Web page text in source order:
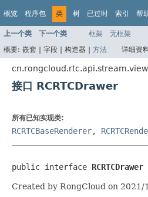
概览 程序包 类 树 已过时 索引 帮
上一个类 下一个类 框架 无框架
概要: 嵌套 | 字段 | 构造器 | 方法 详细资
cn.rongcloud.rtc.api.stream.view
接口 RCRTCDrawer
所有已知实现类:
RCRTCBaseRenderer,
public interface RCRTCDrawer
Created by RongCloud on 2021/